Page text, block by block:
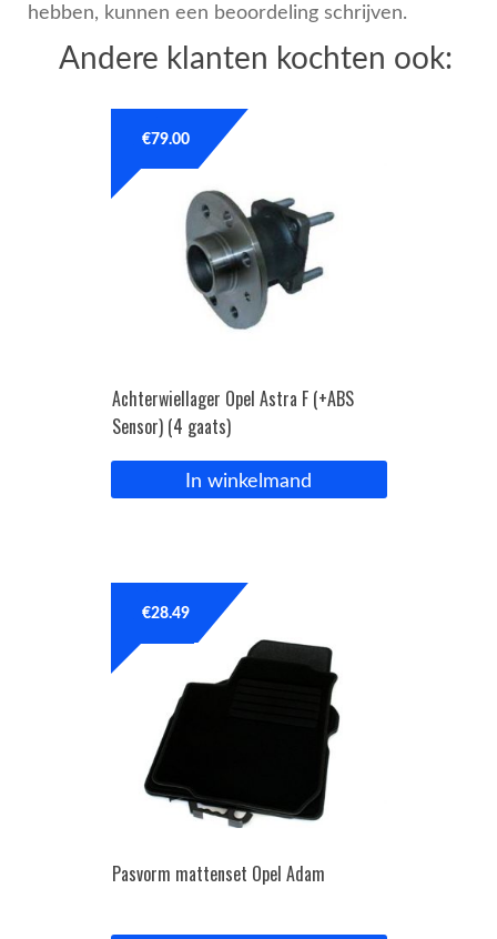
hebben, kunnen een beoordeling schrijven.
Andere klanten kochten ook:
Achterwiellager Opel Astra F (+ABS
Sensor) (4 gaats)
€79.00
In winkelmand
Pasvorm mattenset Opel Adam
€28.49